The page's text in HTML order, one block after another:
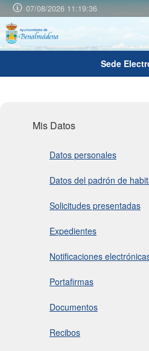
07/08/2026 11:19:36
Sede
Mis Datos
Datos personales
Datos del padrón de
Solicitudes presentadas
Expedientes
Notificaciones
Portafirmas
Documentos
Recibos